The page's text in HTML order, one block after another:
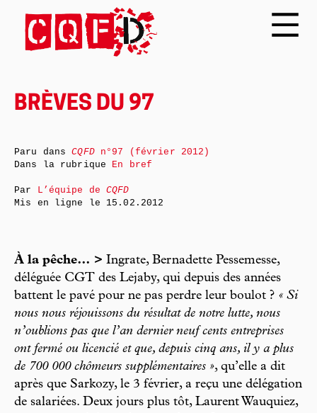
BRÈVES DU 97
À la pêche… > Ingrate, Bernadette Pessemesse,
déléguée CGT des Lejaby, qui depuis des années
battent le pavé pour ne pas perdre leur boulot ? « Si
nous nous réjouissons du résultat de notre lutte, nous
n’oublions pas que l’an dernier neuf cents entreprises
ont fermé ou licencié et que, depuis cinq ans, il y a plus
de 700 000 chômeurs supplémentaires », qu’elle a dit
après que Sarkozy, le 3 février, a reçu une délégation
de salariées. Deux jours plus tôt, Laurent Wauquiez,
Paru dansCQFDn°97 (février 2012)
Dans la rubrique En bref
Par L’équipe deCQFD
Mis en ligne le 15.02.2012